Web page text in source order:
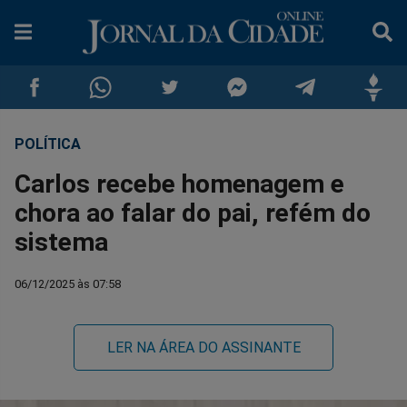
Compartilhar
no
Facebook
Compartilhar
no
Whatsapp
no
no
no
POLÍTICA
Carlos recebe homenagem e
chora ao falar do pai, refém do
sistema
06/12/2025 às 07:58
LER NA ÁREA DO ASSINANTE